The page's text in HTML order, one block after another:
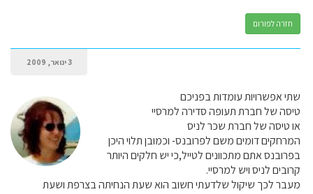
חזרה לפורום
3 ינואר, 2009
שתי אפשרויות עומדות בפניכם
טיסה של חברת תעופה סדירה למרסיי
או טיסה של חברת שכר לניס
המרחקים דומים משם לפרובנס- וכמובן תלוי היכן
בפרובנס אתם מתכוונים לטייל,כי יש חלקים היותר
קרובים לניס ויש למרסיי.
מעבר לכך שיקול שלדעתי חשוב הוא שעת הנחיתה בצרפת ושעת